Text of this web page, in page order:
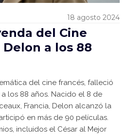
18 agosto 2024
del Cine
a los 88
del cine francés, falleció
los 88 años. Nacido el 8 de
Francia, Delon alcanzó la
en más de 90 películas.
incluidos el César al Mejor